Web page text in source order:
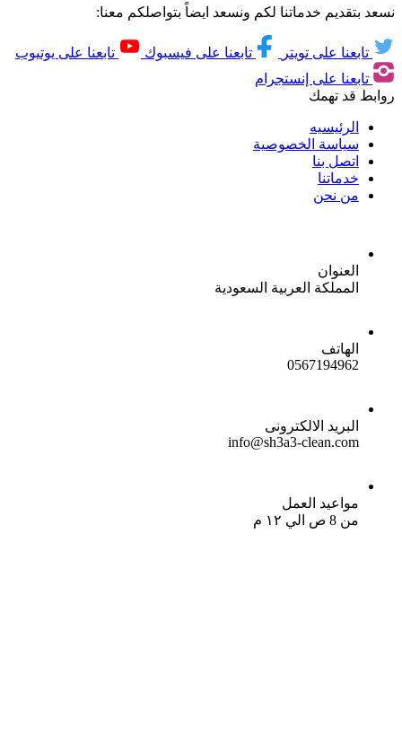
نسعد بتقديم خدماتنا لكم ونسعد ايضاً بتواصلكم معنا:
تابعنا على تويتر تابعنا على فيسبوك
تابعنا على يوتيوب
تابعنا على إنستجرام
روابط قد تهمك
الرئيسيه
سياسة الخصوصية
اتصل بنا
خدماتنا
من نحن
العنوان
المملكة العربية السعودية
الهاتف
0567194962
البريد الالكترونى
info@sh3a3-clean.com
مواعيد العمل
من 8 ص الي ١٢ م